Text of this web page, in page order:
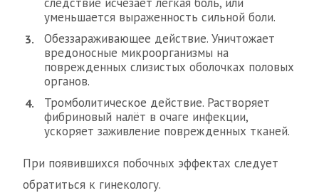
уменьшается выраженность сильной боли.
Обеззараживающее действие. Уничтожает
вредоносные микроорганизмы на
поврежденных слизистых оболочках половых
органов.
Тромболитическое действие. Растворяет
фибриновый налёт в очаге инфекции,
ускоряет заживление поврежденных тканей.
При появившихся побочных эффектах следует
обратиться к гинекологу.